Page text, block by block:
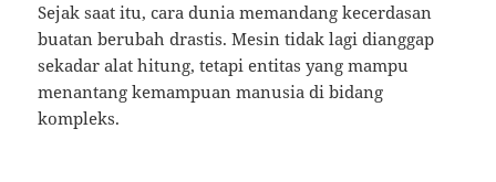
Sejak saat itu, cara dunia memandang kecerdasan
buatan berubah drastis. Mesin tidak lagi dianggap
sekadar alat hitung, tetapi entitas yang mampu
menantang kemampuan manusia di bidang
kompleks.